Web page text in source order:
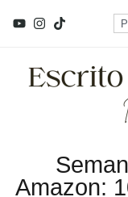
Amazon: